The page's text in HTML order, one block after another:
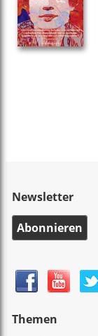
Newsletter
Abonnieren
Themen